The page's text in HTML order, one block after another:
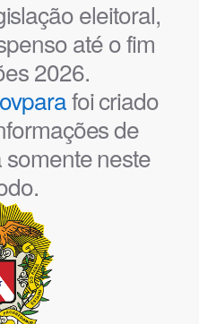
eleitoral,
até o fim
2026.
foi criado
de
neste